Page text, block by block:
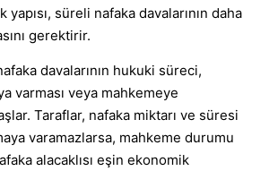
yapısı, süreli nafaka davalarının daha
gerektirir.
davalarının hukuki süreci,
varması veya mahkemeye
Taraflar, nafaka miktarı ve süresi
varamazlarsa, mahkeme durumu
alacaklısı eşin ekonomik